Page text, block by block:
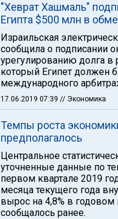
"Хеврат Хашмаль"
Египта $500 млн в
Израильская
сообщила о подписании
урегулированию долга в
который Египет должен
международного
17.06.2019 07:39 // Экономика
Темпы роста
предполагалось
Центральное
уточненные данные по
первом квартале 2019
месяца текущего года
вырос на 4,8% в годовом
сообщалось ранее.